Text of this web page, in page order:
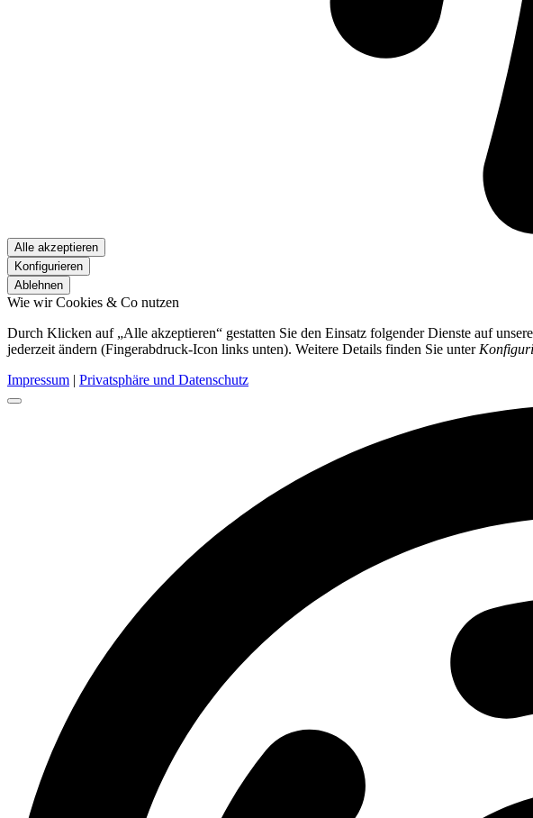
Alle akzeptieren
Konfigurieren
Ablehnen
Wie wir Cookies & Co nutzen
Durch Klicken auf „Alle akzeptieren“ gestatten Sie den Einsatz folgender Dienste auf
jederzeit ändern (Fingerabdruck-Icon links unten). Weitere Details finden Sie unter
Impressum | Privatsphäre und Datenschutz